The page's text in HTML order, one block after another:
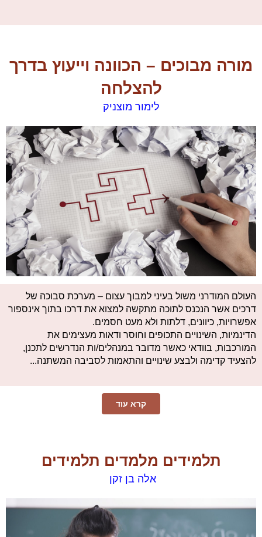
מורה מבוכים – הכוונה וייעוץ בדרך
להצלחה
לימור מוצניק
העולם המודרני משול בעיני למבוך עצום – מערכת סבוכה של
דרכים אשר הנכנס לתוכה מתקשה למצוא את דרכו בתוך אינספור
אפשרויות, כיוונים, דלתות ולא מעט חסמים.
הדינמיות, השינויים התכופים וחוסר ודאות מעצימים את
המורכבות, בוודאי כאשר מדובר במנהלים/ות הנדרשים לתכנן,
להצעיד קדימה ולבצע שינויים והתאמות לסביבה המשתנה...
קרא עוד
תלמידים מלמדים תלמידים
אלה בן זקן